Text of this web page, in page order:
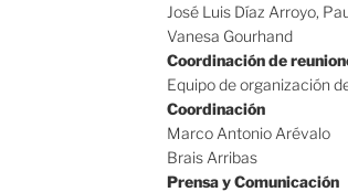
José Luis Díaz Arroyo,
Vanesa Gourhand
Coordinación de
Equipo de organización
Coordinación
Marco Antonio Arévalo
Brais Arribas
Prensa y Comunicación